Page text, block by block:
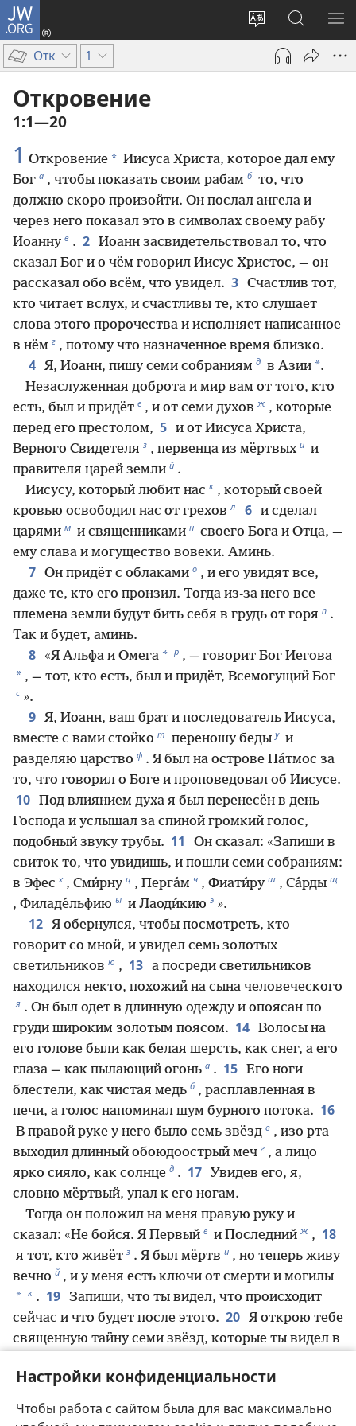
Настройки конфиденциальности
Чтобы работа с сайтом была для вас максимально
JW.ORG
Изменить
язык
сайта
Войти
(открывается
новом
Поиск
по
jw.org
Отк 1
Откровение
1:1—20
1 Откровение * Иисуса Христа, которое дал ему
Бог а , чтобы показать своим рабам б то, что
должно скоро произойти. Он послал ангела и
через него показал это в символах своему рабу
Иоанну в . 2 Иоанн засвидетельствовал то, что
сказал Бог и о чём говорил Иисус Христос, — он
рассказал обо всём, что увидел. 3 Счастлив тот,
кто читает вслух, и счастливы те, кто слушает
слова этого пророчества и исполняет написанное
в нём г , потому что назначенное время близко.
4 Я, Иоанн, пишу семи собраниям д в Азии *.
Незаслуженная доброта и мир вам от того, кто
есть, был и придёт е , и от семи духов ж , которые
перед его престолом, 5 и от Иисуса Христа,
Верного Свидетеля з , первенца из мёртвых и и
правителя царей земли й .
Иисусу, который любит нас к , который своей
кровью освободил нас от грехов л 6 и сделал
царями м и священниками н своего Бога и Отца, —
ему слава и могущество вовеки. Аминь.
7 Он придёт с облаками о , и его увидят все,
даже те, кто его пронзил. Тогда из-за него все
племена земли будут бить себя в грудь от горя п .
Так и будет, аминь.
8 «Я Альфа и Омега * р , — говорит Бог Иегова
* , — тот, кто есть, был и придёт, Всемогущий Бог
с ».
9 Я, Иоанн, ваш брат и последователь Иисуса,
вместе с вами стойко т переношу беды у и
разделяю царство ф . Я был на острове Па́тмос за
то, что говорил о Боге и проповедовал об Иисусе.
10 Под влиянием духа я был перенесён в день
Господа и услышал за спиной громкий голос,
подобный звуку трубы. 11
Он сказал: «Запиши в
свиток то, что увидишь, и пошли семи собраниям:
в Эфес х , Сми́рну ц , Перга́м ч , Фиати́ру ш , Са́рды щ
, Филаде́льфию ы и Лаоди́кию э ».
12 Я обернулся, чтобы посмотреть, кто
говорит со мной, и увидел семь золотых
светильников ю , 13 а посреди светильников
находился некто, похожий на сына человеческого
я . Он был одет в длинную одежду и опоясан по
груди широким золотым поясом. 14 Волосы на
его голове были как белая шерсть, как снег, а его
глаза — как пылающий огонь а . 15 Его ноги
блестели, как чистая медь б , расплавленная в
печи, а голос напоминал шум бурного потока. 16
В правой руке у него было семь звёзд в , изо рта
выходил длинный обоюдоострый меч г , а лицо
ярко сияло, как солнце д . 17 Увидев его, я,
словно мёртвый, упал к его ногам.
Тогда он положил на меня правую руку и
сказал: «Не бойся. Я Первый е и Последний ж , 18
я тот, кто живёт з . Я был мёртв и , но теперь живу
вечно й , и у меня есть ключи от смерти и могилы
* к . 19 Запиши, что ты видел, что происходит
сейчас и что будет после этого. 20 Я открою тебе
священную тайну семи звёзд, которые ты видел в
семь звёзд — это ангелы семи собраний, а семь
светильников — это семь собраний